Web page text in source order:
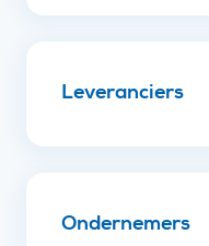
Leveranciers
Ondernemers